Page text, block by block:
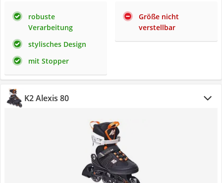
robuste
Verarbeitung
stylisches Design
mit Stopper
Größe nicht
verstellbar
K2 Alexis 80